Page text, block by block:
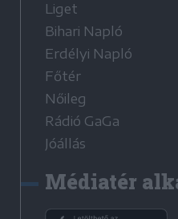
Liget
Bihari Napló
Erdélyi Napló
Főtér
Nőileg
Rádió GaGa
Jóállás
Médiatér